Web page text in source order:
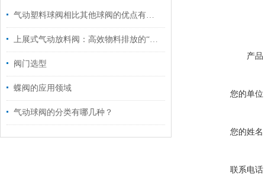
产品
您的单位
您的姓名
联系电话
气动塑料球阀相比其他球阀的优点有哪些
上展式气动放料阀：高效物料排放的“气动先锋”
阀门选型
蝶阀的应用领域
气动球阀的分类有哪几种？